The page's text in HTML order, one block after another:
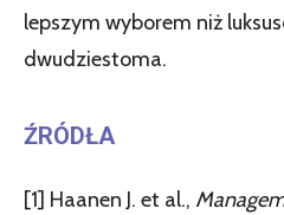
lepszym wyborem niż
dwudziestoma.
ŹRÓDŁA
[1] Haanen J. et al.,